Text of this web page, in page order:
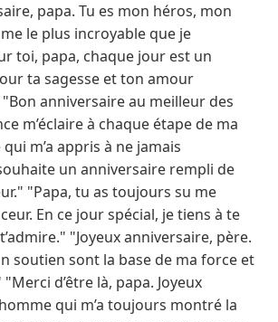
papa. Tu es mon héros, mon
le plus incroyable que je
toi, papa, chaque jour est un
ta sagesse et ton amour
anniversaire au meilleur des
m’éclaire à chaque étape de ma
m’a appris à ne jamais
un anniversaire rempli de
"Papa, tu as toujours su me
En ce jour spécial, je tiens à te
"Joyeux anniversaire, père.
soutien sont la base de ma force et
d’être là, papa. Joyeux
qui m’a toujours montré la